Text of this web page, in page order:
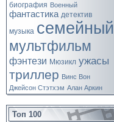
биография Военный
фантастика детектив
музыка семейный
мультфильм
фэнтези Мюзикл ужасы
триллер Винс Вон
Джейсон Стэтхэм Алан Аркин
Топ 100